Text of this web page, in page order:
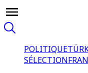
POLITIQUE
SÉLECTION